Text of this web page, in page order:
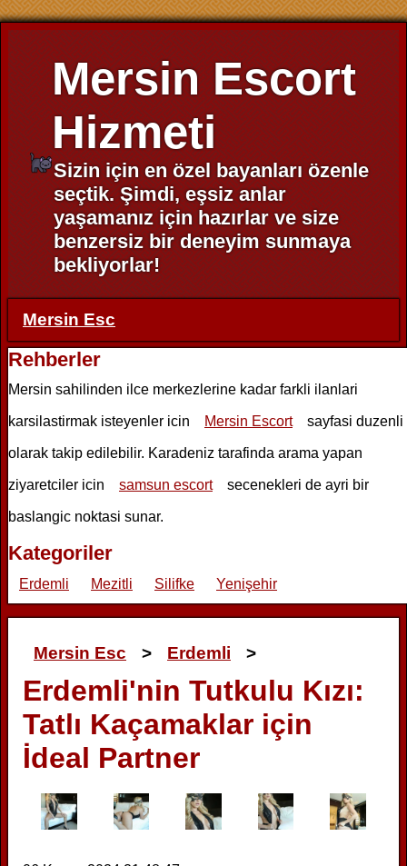
Mersin Escort
Hizmeti
Sizin için en özel bayanları özenle
seçtik. Şimdi, eşsiz anlar
yaşamanız için hazırlar ve size
benzersiz bir deneyim sunmaya
bekliyorlar!
Mersin Esc
Rehberler
Mersin sahilinden ilce merkezlerine kadar farkli ilanlari
karsilastirmak isteyenler icin Mersin Escort sayfasi duzenli
olarak takip edilebilir. Karadeniz tarafinda arama yapan
ziyaretciler icin samsun escort secenekleri de ayri bir
baslangic noktasi sunar.
Kategoriler
Erdemli Mezitli Silifke Yenişehir
Mersin Esc > Erdemli >
Erdemli'nin Tutkulu Kızı:
Tatlı Kaçamaklar için
İdeal Partner